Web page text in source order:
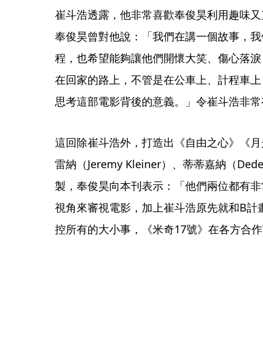
崔斗浩透露，他非常喜歡奉俊昊利用趣味
奉俊昊曾對他說：「我們在講一個故事，
程，也希望能夠讓他們開懷大笑、傷心落
在回家的路上，不管是在公車上、計程車
思考這部電影背後的意義。」令崔斗浩非常
這回除崔斗浩外，打造出《自由之心》《
雷納（Jeremy Kleiner）、蒂蒂嘉納（
製，奉俊昊向本刊表示：「他們兩位都有
視角來審視電影，加上崔斗浩原先就和B
控所有的大小事，《米奇17號》在各方合